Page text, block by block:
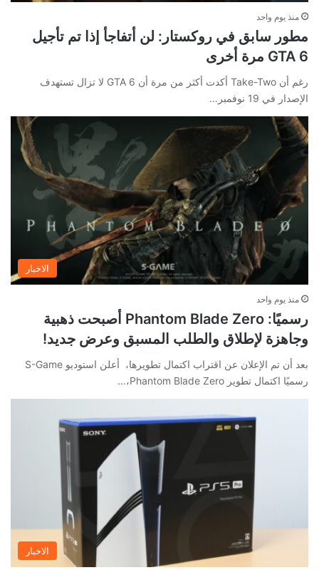
منذ يوم واحد
مطور سابق في روكستار: لن أتفاجأ إذا تم تأجيل
GTA 6 مرة أخرى
رغم أن Take-Two أكدت أكثر من مرة أن GTA 6 لا تزال تستهدف
الإصدار في 19 نوفمبر…
الاخبار
منذ يوم واحد
رسميًا: Phantom Blade Zero أصبحت ذهبية
وجاهزة لإطلاق والطلب المسبق وعرض جديد!
بعد أن تم الإعلان عن اقتراب اكتمال تطويرها، أعلن استوديو S-Game
رسميًا اكتمال تطوير Phantom Blade Zero،…
الاخبار